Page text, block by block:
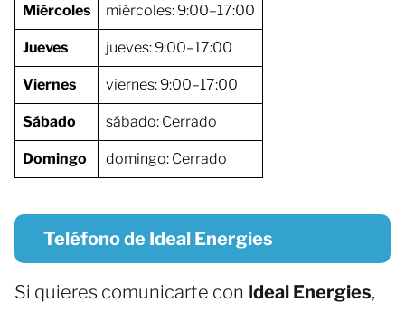
Miércoles miércoles: 9:00–17:00
Jueves jueves: 9:00–17:00
Viernes viernes: 9:00–17:00
Sábado sábado: Cerrado
Domingo domingo: Cerrado
Teléfono de Ideal Energies
Si quieres comunicarte con Ideal Energies,